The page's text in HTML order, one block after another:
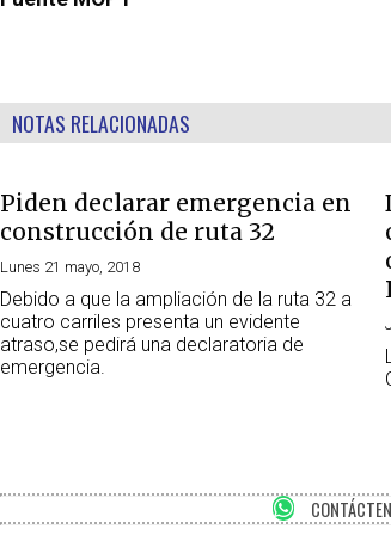
NOTAS RELACIONADAS
Piden declarar emergencia en
construcción de ruta 32
Lunes 21 mayo, 2018
Debido a que la ampliación de la ruta 32 a
cuatro carriles presenta un evidente
atraso,se pedirá una declaratoria de
emergencia.